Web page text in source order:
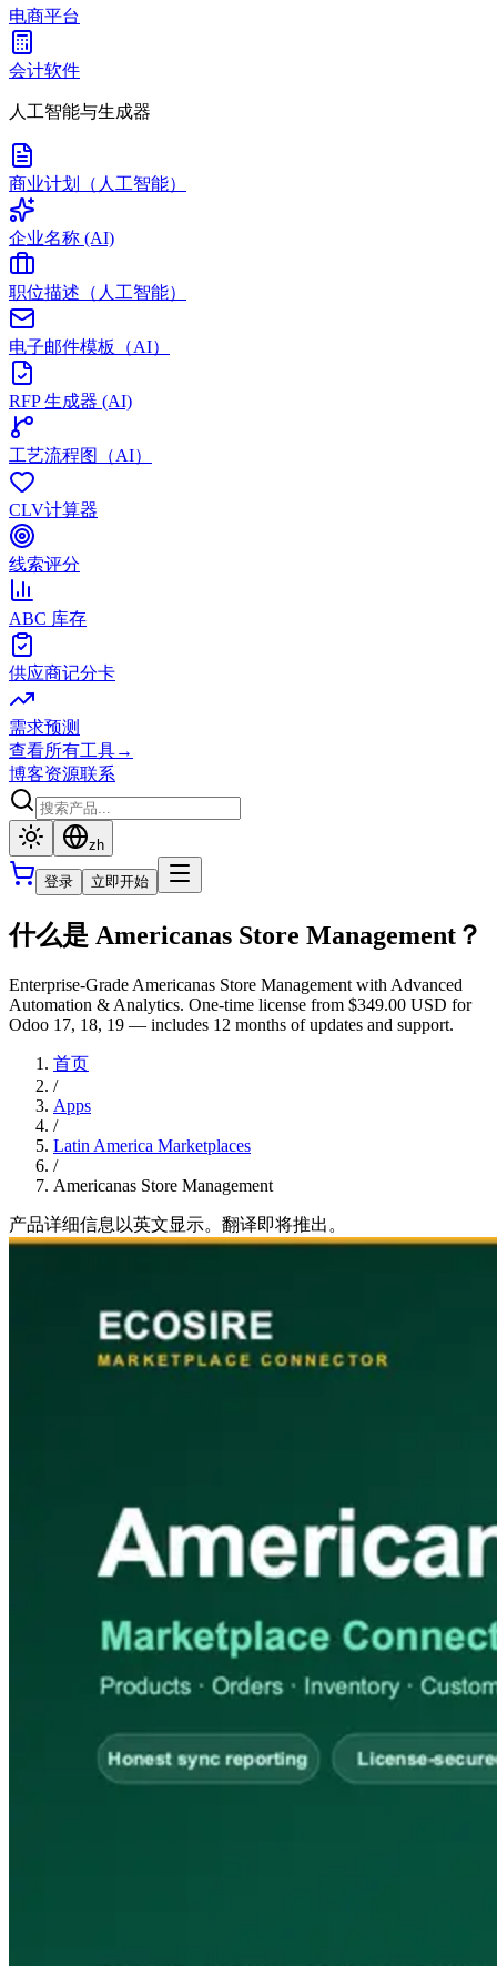
电商平台
会计软件
人工智能与生成器
商业计划（人工智能）
企业名称 (AI)
职位描述（人工智能）
电子邮件模板（AI）
RFP 生成器 (AI)
工艺流程图（AI）
CLV计算器
线索评分
ABC 库存
供应商记分卡
需求预测
查看所有工具→
博客资源联系
zh
登录 立即开始
什么是 Americanas Store Management？
Enterprise-Grade Americanas Store Management with Advanced
Automation & Analytics. One-time license from $349.00 USD for
Odoo 17, 18, 19 — includes 12 months of updates and support.
首页
/
Apps
/
Latin America Marketplaces
/
Americanas Store Management
产品详细信息以英文显示。翻译即将推出。